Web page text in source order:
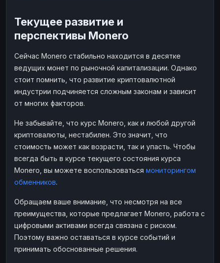
Текущее развитие и
перспективы Monero
Сейчас Monero стабильно находится в десятке
ведущих монет по рыночной капитализации. Однако
стоит помнить, что развитие криптовалютной
индустрии подчиняется сложным законам и зависит
от многих факторов.
Не забывайте, что курс Monero, как и любой другой
криптовалюты, нестабилен. Это значит, что
стоимость может как возрасти, так и упасть. Чтобы
всегда быть в курсе текущего состояния курса
Monero, вы можете воспользоваться мониторингом
обменников.
Обращаем ваше внимание, что несмотря на все
преимущества, которые предлагает Monero, работа с
цифровыми активами всегда связана с риском.
Поэтому важно оставаться в курсе событий и
принимать обоснованные решения.